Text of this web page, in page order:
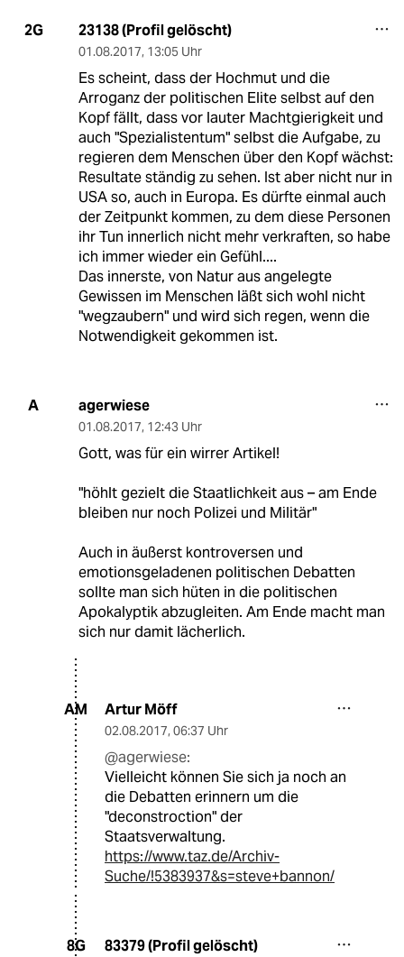
2G 23138 (Profil gelöscht)
01.08.2017, 13:05 Uhr
Es scheint, dass der Hochmut und die
Arroganz der politischen Elite selbst auf den
Kopf fällt, dass vor lauter Machtgierigkeit und
auch "Spezialistentum" selbst die Aufgabe, zu
regieren dem Menschen über den Kopf wächst:
Resultate ständig zu sehen. Ist aber nicht nur in
USA so, auch in Europa. Es dürfte einmal auch
der Zeitpunkt kommen, zu dem diese Personen
ihr Tun innerlich nicht mehr verkraften, so habe
ich immer wieder ein Gefühl....
Das innerste, von Natur aus angelegte
Gewissen im Menschen läßt sich wohl nicht
"wegzaubern" und wird sich regen, wenn die
Notwendigkeit gekommen ist.
A agerwiese
01.08.2017, 12:43 Uhr
Gott, was für ein wirrer Artikel!
"höhlt gezielt die Staatlichkeit aus – am Ende
bleiben nur noch Polizei und Militär"
Auch in äußerst kontroversen und
emotionsgeladenen politischen Debatten
sollte man sich hüten in die politischen
Apokalyptik abzugleiten. Am Ende macht man
sich nur damit lächerlich.
AM Artur Möff
02.08.2017, 06:37 Uhr
@agerwiese:
Vielleicht können Sie sich ja noch an
die Debatten erinnern um die
"deconstroction" der
Staatsverwaltung.
https://www.taz.de/Archiv-
Suche/!5383937&s=steve+bannon/
8G 83379 (Profil gelöscht)